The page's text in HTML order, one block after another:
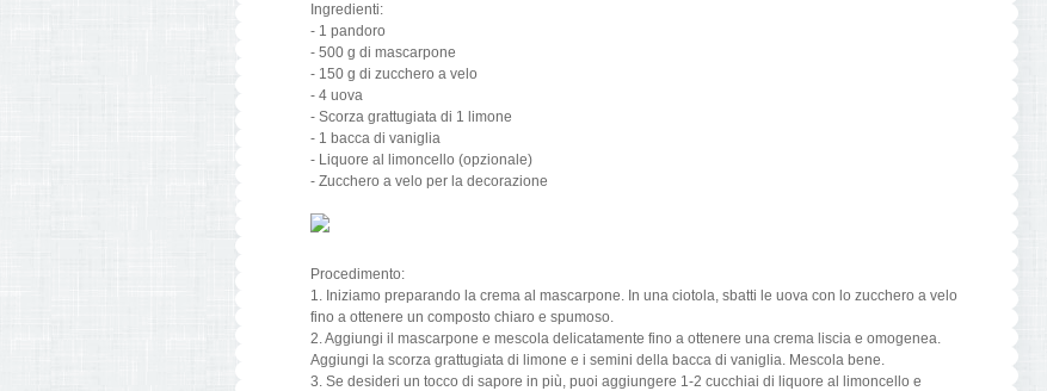
Ingredienti:
- 1 pandoro
- 500 g di mascarpone
- 150 g di zucchero a velo
- 4 uova
- Scorza grattugiata di 1 limone
- 1 bacca di vaniglia
- Liquore al limoncello (opzionale)
- Zucchero a velo per la decorazione
Procedimento:
1. Iniziamo preparando la crema al mascarpone. In una ciotola, sbatti le uova con lo zucchero a velo
fino a ottenere un composto chiaro e spumoso.
2. Aggiungi il mascarpone e mescola delicatamente fino a ottenere una crema liscia e omogenea.
Aggiungi la scorza grattugiata di limone e i semini della bacca di vaniglia. Mescola bene.
3. Se desideri un tocco di sapore in più, puoi aggiungere 1-2 cucchiai di liquore al limoncello e